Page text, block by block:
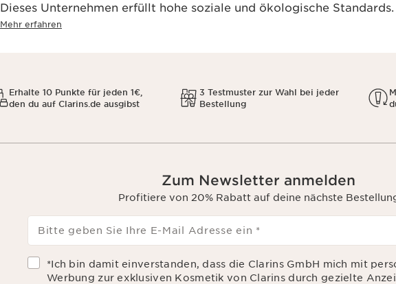
Dieses Unternehmen erfüllt hohe soziale und ökologische Standards.
Mehr erfahren
Erhalte 10 Punkte für jeden 1€,
den du auf Clarins.de ausgibst
3 Testmuster zur Wahl bei jeder
Bestellung
Zum Newsletter anmelden
Profitiere von 20% Rabatt auf deine nächste
Bitte geben Sie Ihre E-Mail Adresse ein *
*Ich bin damit einverstanden, dass die Clarins GmbH mich mit
Werbung zur exklusiven Kosmetik von Clarins durch gezielte